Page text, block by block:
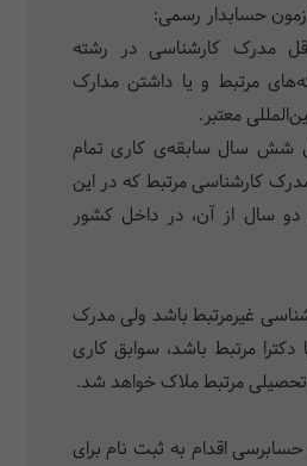
حسابدار رسمی:
مدرک کارشناسی در رشته
مرتبط و یا داشتن مدارک
معتبر.
شش سال سابقه‌ی کاری تمام
کارشناسی مرتبط که در این
دو سال از آن، در داخل کشور
غیرمرتبط باشد ولی مدرک
مرتبط باشد، سوابق کاری
مرتبط ملاک خواهد شد.
اقدام به ثبت نام برای